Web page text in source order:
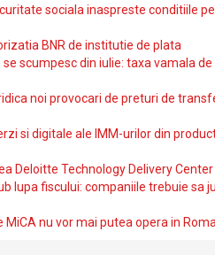
sociala inaspreste conditiile
BNR de institutie de plata
scumpesc din iulie: taxa vamala
noi provocari de preturi de
si digitale ale IMM-urilor din
Deloitte Technology Delivery
lupa fiscului: companiile trebuie sa
nu vor mai putea opera in